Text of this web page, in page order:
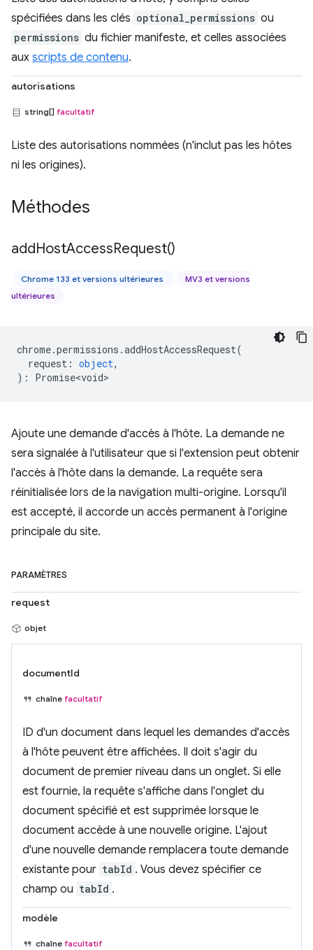
spécifiées dans les clés optional_permissions ou
permissions du fichier manifeste, et celles associées
aux scripts de contenu.
autorisations
string[] facultatif
Liste des autorisations nommées (n'inclut pas les hôtes
ni les origines).
Méthodes
addHostAccessRequest()
Chrome 133 et versions ultérieures
MV3 et versions
ultérieures
chrome.permissions .addHostAccessRequest(
request : object,
) : Promise<void>
Ajoute une demande d'accès à l'hôte. La demande ne
sera signalée à l'utilisateur que si l'extension peut obtenir
l'accès à l'hôte dans la demande. La requête sera
réinitialisée lors de la navigation multi-origine. Lorsqu'il
est accepté, il accorde un accès permanent à l'origine
principale du site.
PARAMÈTRES
request
objet
documentId
chaîne facultatif
ID d'un document dans lequel les demandes d'accès
à l'hôte peuvent être affichées. Il doit s'agir du
document de premier niveau dans un onglet. Si elle
est fournie, la requête s'affiche dans l'onglet du
document spécifié et est supprimée lorsque le
document accède à une nouvelle origine. L'ajout
d'une nouvelle demande remplacera toute demande
existante pour tabId . Vous devez spécifier ce
champ ou tabId .
modèle
chaîne facultatif